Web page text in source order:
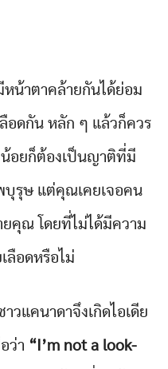
น้าตาคล้ายกันได้ย่อม
อดกัน หลัก ๆ แล้วก็ควร
อยก็ต้องเป็นญาติที่มี
บุรุษ แต่คุณเคยเจอคน
คุณ โดยที่ไม่ได้มีความ
ลือดหรือไม่
วแคนาดาจึงเกิดไอเดีย
ว่า “I’m not a look-